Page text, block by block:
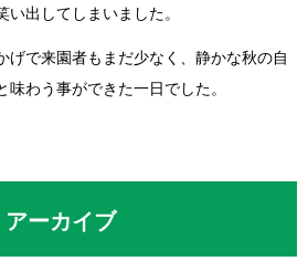
出してしまいました。
げで来園者もまだ少なく、静かな秋の自
わう事ができた一日でした。
アーカイブ